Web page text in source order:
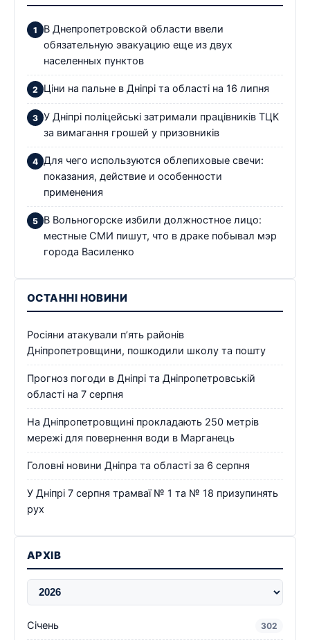
В Днепропетровской области ввели
обязательную эвакуацию еще из двух
населенных пунктов
Ціни на пальне в Дніпрі та області на 16 липня
У Дніпрі поліцейські затримали працівників ТЦК
за вимагання грошей у призовників
Для чего используются облепиховые свечи:
показания, действие и особенности
применения
В Вольногорске избили должностное лицо:
местные СМИ пишут, что в драке побывал мэр
города Василенко
ОСТАННІ НОВИНИ
Росіяни атакували п’ять районів
Дніпропетровщини, пошкодили школу та пошту
Прогноз погоди в Дніпрі та Дніпропетровській
області на 7 серпня
На Дніпропетровщині прокладають 250 метрів
мережі для повернення води в Марганець
Головні новини Дніпра та області за 6 серпня
У Дніпрі 7 серпня трамваї № 1 та № 18 призупинять
рух
АРХІВ
Січень 302